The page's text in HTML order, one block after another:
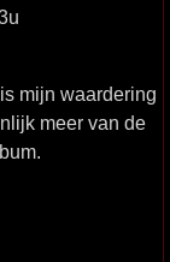
mijn waardering
meer van de